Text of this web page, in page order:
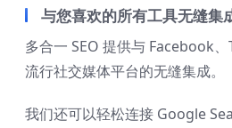
与您喜欢的所有工具无缝集
多合一 SEO 提供与 Facebook
流行社交媒体平台的无缝集成。
我们还可以轻松连接 Google